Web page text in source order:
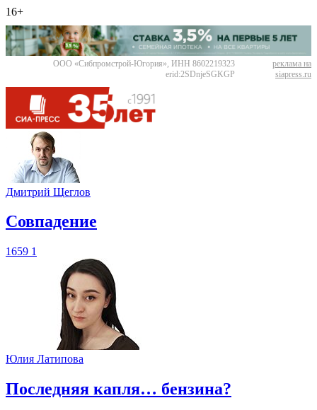
16+
ООО «Сибпромстрой-Югория», ИНН 8602219323
erid:2SDnjeSGKGP
реклама на
siapress.ru
Дмитрий Щеглов
​Совпадение
1659 1
Юлия Латипова
​Последняя капля… бензина?